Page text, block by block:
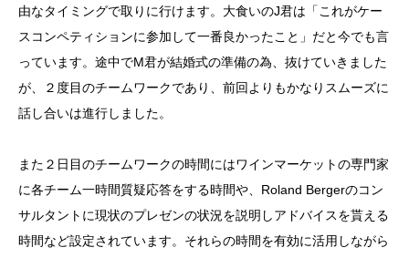
由なタイミングで取りに行けます。大食いのJ君は「これがケー
スコンペティションに参加して一番良かったこと」だと今でも言
っています。途中でM君が結婚式の準備の為、抜けていきました
が、２度目のチームワークであり、前回よりもかなりスムーズに
話し合いは進行しました。
また２日目のチームワークの時間にはワインマーケットの専門家
に各チーム一時間質疑応答をする時間や、Roland Bergerのコン
サルタントに現状のプレゼンの状況を説明しアドバイスを貰える
時間など設定されています。それらの時間を有効に活用しながら